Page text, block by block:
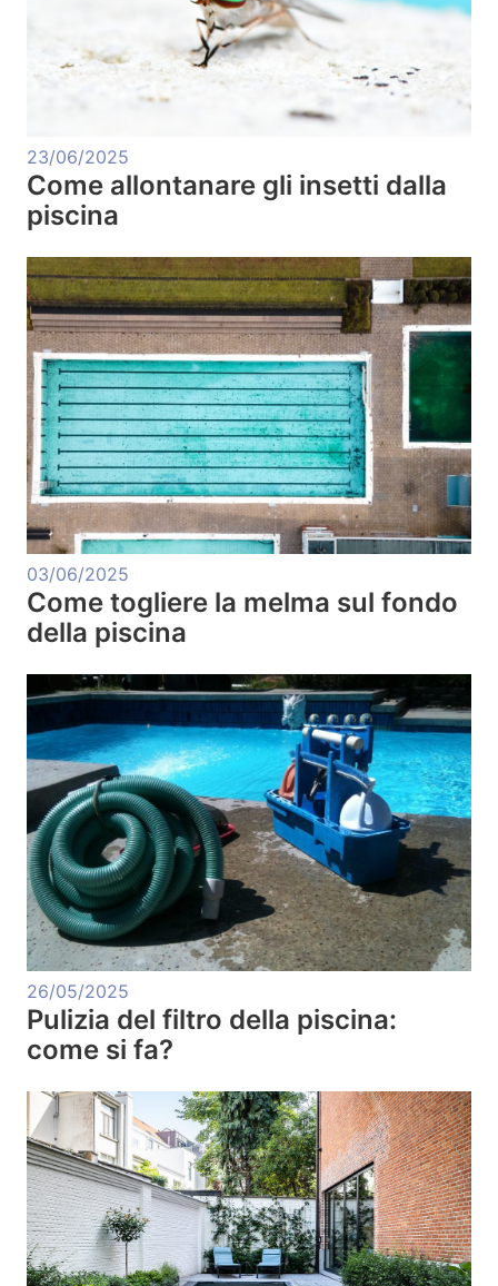
23/06/2025
Come allontanare gli insetti dalla
piscina
03/06/2025
Come togliere la melma sul fondo
della piscina
26/05/2025
Pulizia del filtro della piscina:
come si fa?